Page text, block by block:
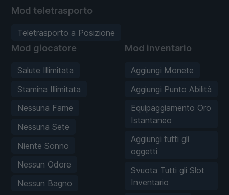
Mod teletrasporto
Teletrasporto a Posizione
Mod giocatore
Salute Illimitata
Stamina Illimitata
Nessuna Fame
Nessuna Sete
Niente Sonno
Nessun Odore
Nessun Bagno
Mod inventario
Aggiungi Monete
Aggiungi Punto Abilità
Equipaggiamento Oro
Istantaneo
Aggiungi tutti gli
oggetti
Svuota Tutti gli Slot
Inventario